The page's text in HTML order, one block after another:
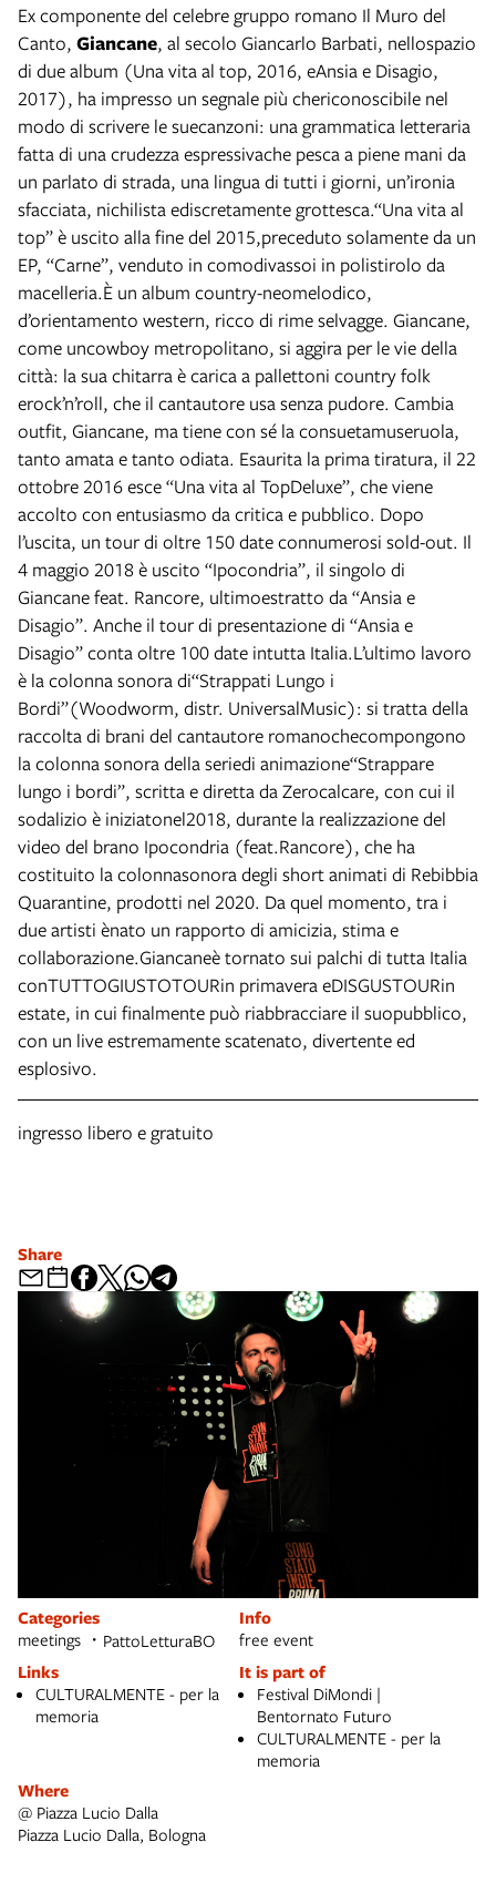
Ex componente del celebre gruppo romano Il Muro del
Canto, Giancane, al secolo Giancarlo Barbati, nellospazio
di due album (Una vita al top, 2016, eAnsia e Disagio,
2017), ha impresso un segnale più chericonoscibile nel
modo di scrivere le suecanzoni: una grammatica letteraria
fatta di una crudezza espressivache pesca a piene mani da
un parlato di strada, una lingua di tutti i giorni, un’ironia
sfacciata, nichilista ediscretamente grottesca.“Una vita al
top” è uscito alla fine del 2015,preceduto solamente da un
EP, “Carne”, venduto in comodivassoi in polistirolo da
macelleria.È un album country-neomelodico,
d’orientamento western, ricco di rime selvagge. Giancane,
come uncowboy metropolitano, si aggira per le vie della
città: la sua chitarra è carica a pallettoni country folk
erock’n’roll, che il cantautore usa senza pudore. Cambia
outfit, Giancane, ma tiene con sé la consuetamuseruola,
tanto amata e tanto odiata. Esaurita la prima tiratura, il 22
ottobre 2016 esce “Una vita al TopDeluxe”, che viene
accolto con entusiasmo da critica e pubblico. Dopo
l’uscita, un tour di oltre 150 date connumerosi sold-out. Il
4 maggio 2018 è uscito “Ipocondria”, il singolo di
Giancane feat. Rancore, ultimoestratto da “Ansia e
Disagio”. Anche il tour di presentazione di “Ansia e
Disagio” conta oltre 100 date intutta Italia.L’ultimo lavoro
è la colonna sonora di“Strappati Lungo i
Bordi”(Woodworm, distr. UniversalMusic): si tratta della
raccolta di brani del cantautore romanochecompongono
la colonna sonora della seriedi animazione“Strappare
lungo i bordi”, scritta e diretta da Zerocalcare, con cui il
sodalizio è iniziatonel2018, durante la realizzazione del
video del brano Ipocondria (feat.Rancore), che ha
costituito la colonnasonora degli short animati di Rebibbia
Quarantine, prodotti nel 2020. Da quel momento, tra i
due artisti ènato un rapporto di amicizia, stima e
collaborazione.Giancaneè tornato sui palchi di tutta Italia
conTUTTOGIUSTOTOURin primavera eDISGUSTOURin
estate, in cui finalmente può riabbracciare il suopubblico,
con un live estremamente scatenato, divertente ed
esplosivo.
ingresso libero e gratuito
Categories
meetings PattoLetturaBO
Info
free event
Links
CULTURALMENTE - per la
memoria
It is part of
Festival DiMondi |
Bentornato Futuro
CULTURALMENTE - per la
memoria
Where
@ Piazza Lucio Dalla
Piazza Lucio Dalla, Bologna
Share